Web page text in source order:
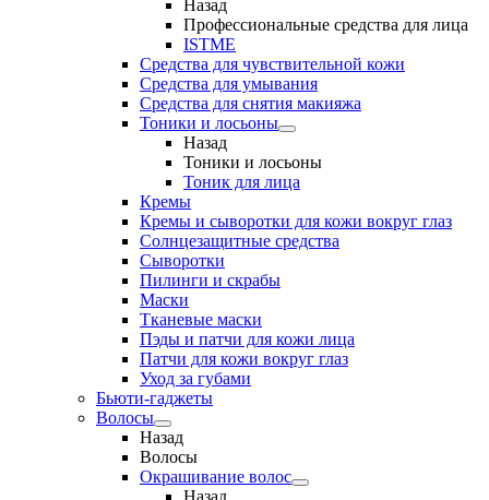
Назад
Профессиональные средства для лица
ISTME
Средства для чувствительной кожи
Средства для умывания
Средства для снятия макияжа
Тоники и лосьоны
Назад
Тоники и лосьоны
Тоник для лица
Кремы
Кремы и сыворотки для кожи вокруг глаз
Солнцезащитные средства
Сыворотки
Пилинги и скрабы
Маски
Тканевые маски
Пэды и патчи для кожи лица
Патчи для кожи вокруг глаз
Уход за губами
Бьюти-гаджеты
Волосы
Назад
Волосы
Окрашивание волос
Назад